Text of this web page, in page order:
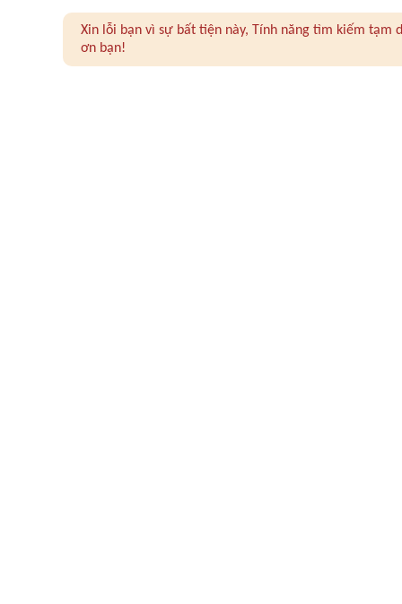
Xin lỗi bạn vì sự bất tiện này, Tính năng tìm kiếm
ơn bạn!